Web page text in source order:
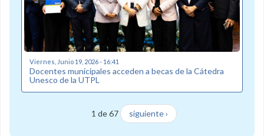
Viernes, Junio 19, 2026 - 16:41
Docentes municipales acceden a becas de la Cátedra
Unesco de la UTPL
1 de 67 siguiente ›